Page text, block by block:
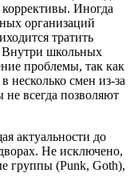
Иногда
организаций
тратить
Внутри школьных
проблемы, так как
несколько смен из-за
всегда позволяют
актуальности до
Не исключено,
группы (Punk, Goth),